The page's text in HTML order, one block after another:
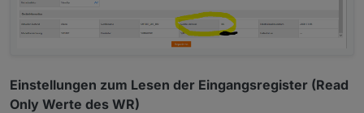
Einstellungen zum Lesen der Eingangsregister (Read
Only Werte des WR)